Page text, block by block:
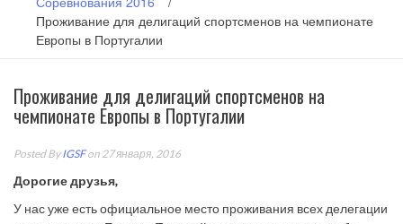
Проживание для делигаций спортсменов на чемпионате
Европы в Португалии
Проживание для делигаций спортсменов на
чемпионате Европы в Португалии
Posted ByIGSFon 27 января, 2016
Дорогие друзья,
У нас уже есть официальное место проживания всех делегации